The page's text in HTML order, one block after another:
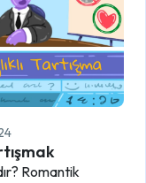
Romantik